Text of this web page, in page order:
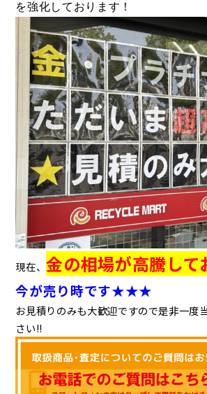
を強化しております！
現在、金の相場が高騰して
今が売り時です★★★
お見積りのみも大歓迎ですので是非一度
さい!!